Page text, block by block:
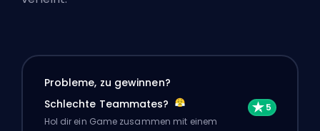
Probleme, zu gewinnen?
Schlechte Teammates?
Hol dir ein Game zusammen mit einem